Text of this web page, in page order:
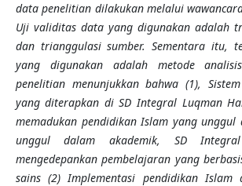
data penelitian dilakukan melalui
Uji validitas data yang digunakan adalah
dan trianggulasi sumber. Sementara itu,
yang digunakan adalah metode
penelitian menunjukkan bahwa (1),
yang diterapkan di SD Integral Luqman
memadukan pendidikan Islam yang
unggul dalam akademik, SD
mengedepankan pembelajaran yang
sains (2) Implementasi pendidikan Islam